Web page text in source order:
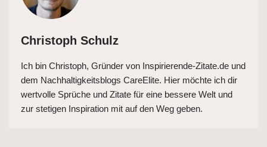
Christoph Schulz
Ich bin Christoph, Gründer von Inspirierende-Zitate.de und
dem Nachhaltigkeitsblogs CareElite. Hier möchte ich dir
wertvolle Sprüche und Zitate für eine bessere Welt und
zur stetigen Inspiration mit auf den Weg geben.